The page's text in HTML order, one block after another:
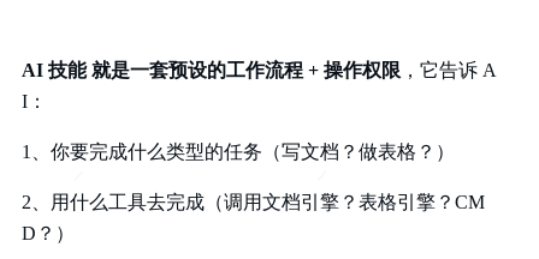
AI 技能 就是一套预设的工作流程 + 操作权限 ，它告诉 A
I：
1、你要完成什么类型的任务（写文档？做表格？）
2、用什么工具去完成（调用文档引擎？表格引擎？CM
D？）